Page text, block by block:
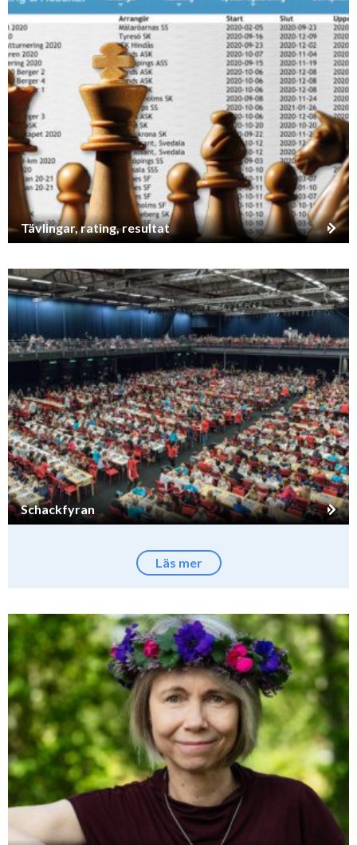
Tävlingar, rating, resultat
Schackfyran
Läs mer